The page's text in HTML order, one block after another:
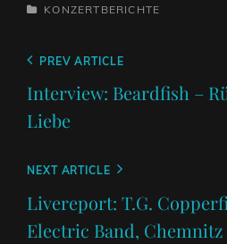
CATEGORIES
KONZERTBERICHTE
Beitragsnavigation
Previous
PREV ARTICLE
Interview: Beardfish –
Liebe
Next
Post
NEXT ARTICLE
Livereport: T.G.
Electric Band, Chemnitz